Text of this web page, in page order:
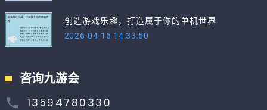
创造游戏乐趣，打造属于你的单机世界
2026-04-16 14:33:50
咨询九游会
13594780330